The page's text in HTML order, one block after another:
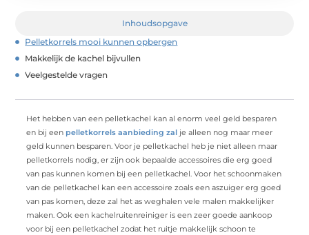
Inhoudsopgave
Pelletkorrels mooi kunnen opbergen
Makkelijk de kachel bijvullen
Veelgestelde vragen
Het hebben van een pelletkachel kan al enorm veel geld besparen
en bij een pelletkorrels aanbieding zal je alleen nog maar meer
geld kunnen besparen. Voor je pelletkachel heb je niet alleen maar
pelletkorrels nodig, er zijn ook bepaalde accessoires die erg goed
van pas kunnen komen bij een pelletkachel. Voor het schoonmaken
van de pelletkachel kan een accessoire zoals een aszuiger erg goed
van pas komen, deze zal het as weghalen vele malen makkelijker
maken. Ook een kachelruitenreiniger is een zeer goede aankoop
voor bij een pelletkachel zodat het ruitje makkelijk schoon te